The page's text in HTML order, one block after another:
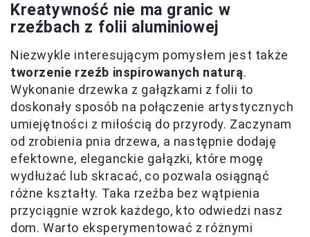
Kreatywność nie ma granic w
rzeźbach z folii aluminiowej
Niezwykle interesującym pomysłem jest także
tworzenie rzeźb inspirowanych naturą.
Wykonanie drzewka z gałązkami z folii to
doskonały sposób na połączenie artystycznych
umiejętności z miłością do przyrody. Zaczynam
od zrobienia pnia drzewa, a następnie dodaję
efektowne, eleganckie gałązki, które mogę
wydłużać lub skracać, co pozwala osiągnąć
różne kształty. Taka rzeźba bez wątpienia
przyciągnie wzrok każdego, kto odwiedzi nasz
dom. Warto eksperymentować z różnymi